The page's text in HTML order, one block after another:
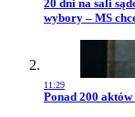
20 dni na sali
wybory – MS
11:29
Przejdź do
Ponad 200